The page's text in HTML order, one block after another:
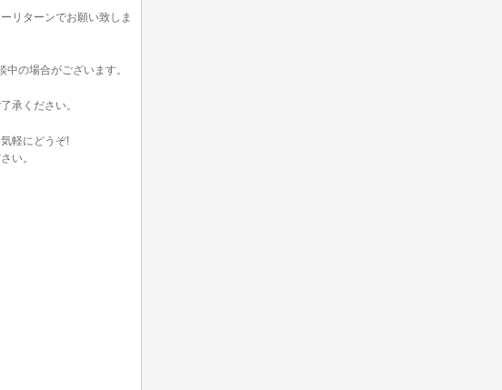
リターンでお願い致しま
の場合がございます。
承ください。
軽にどうぞ!
い。